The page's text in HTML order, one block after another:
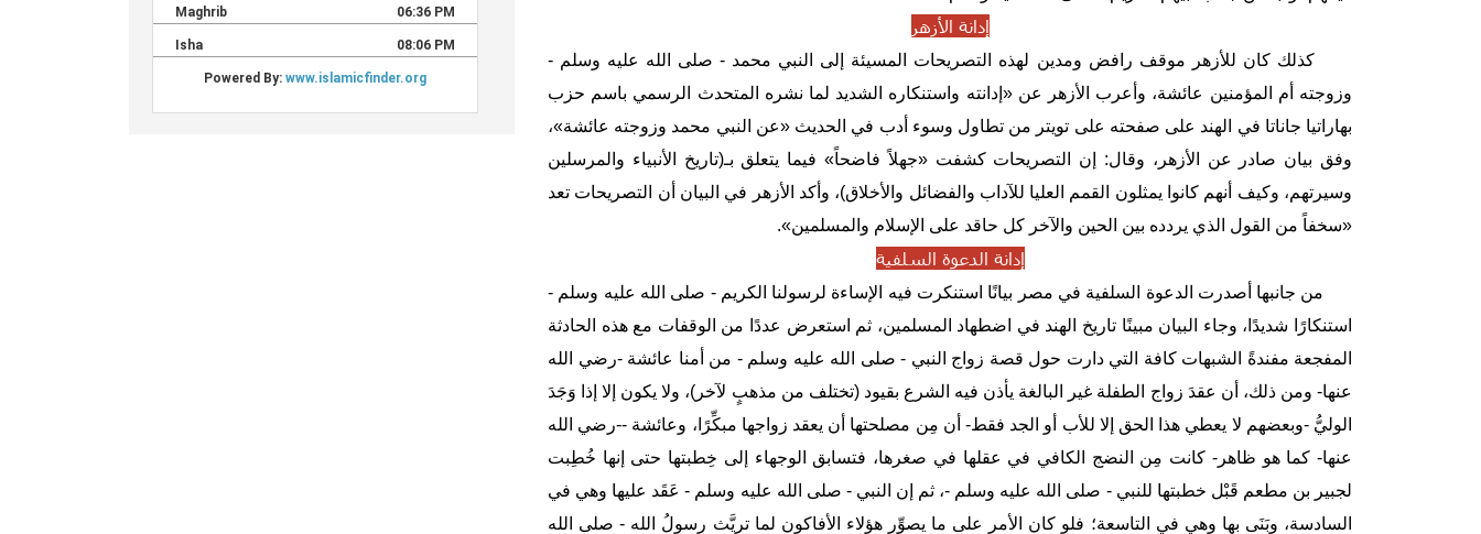
إدانة الأزهر
كذلك كان للأزهر موقف رافض ومدين لهذه التصريحات المسيئة إلى النبي محمد - صلى الله عليه وسلم -
وزوجته أم المؤمنين عائشة، وأعرب الأزهر عن «إدانته واستنكاره الشديد لما نشره المتحدث الرسمي باسم حزب
بهاراتيا جاناتا في الهند على صفحته على تويتر من تطاول وسوء أدب في الحديث «عن النبي محمد وزوجته عائشة»،
وفق بيان صادر عن الأزهر، وقال: إن التصريحات كشفت «جهلاً فاضحاً» فيما يتعلق بـ(تاريخ الأنبياء والمرسلين
وسيرتهم، وكيف أنهم كانوا يمثلون القمم العليا للآداب والفضائل والأخلاق)، وأكد الأزهر في البيان أن التصريحات تعد
«سخفاً من القول الذي يردده بين الحين والآخر كل حاقد على الإسلام والمسلمين».
إدانة الدعوة السلفية
من جانبها أصدرت الدعوة السلفية في مصر بيانًا استنكرت فيه الإساءة لرسولنا الكريم - صلى الله عليه وسلم -
استنكارًا شديدًا، وجاء البيان مبينًا تاريخ الهند في اضطهاد المسلمين، ثم استعرض عددًا من الوقفات مع هذه الحادثة
المفجعة مفندةً الشبهات كافة التي دارت حول قصة زواج النبي - صلى الله عليه وسلم - من أمنا عائشة -رضي الله
عنها- ومن ذلك، أن عقدَ زواج الطفلة غير البالغة يأذن فيه الشرع بقيود (تختلف من مذهبٍ لآخر)، ولا يكون إلا إذا وَجَدَ
الوليُّ -وبعضهم لا يعطي هذا الحق إلا للأب أو الجد فقط- أن مِن مصلحتها أن يعقد زواجها مبكِّرًا، وعائشة --رضي الله
عنها- كما هو ظاهر- كانت مِن النضج الكافي في عقلها في صغرها، فتسابق الوجهاء إلى خِطبتها حتى إنها خُطِبت
لجبير بن مطعم قَبْل خطبتها للنبي - صلى الله عليه وسلم -، ثم إن النبي - صلى الله عليه وسلم - عَقَد عليها وهي في
السادسة، وبَنَى بها وهي في التاسعة؛ فلو كان الأمر على ما يصوِّر هؤلاء الأفاكون لما تريَّث رسولُ الله - صلى الله